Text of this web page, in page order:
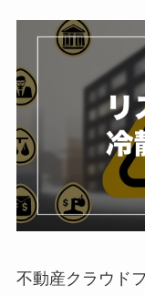
不動産クラウド